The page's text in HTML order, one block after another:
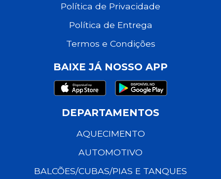
Política de Privacidade
Política de Entrega
Termos e Condições
BAIXE JÁ NOSSO APP
DEPARTAMENTOS
AQUECIMENTO
AUTOMOTIVO
BALCÕES/CUBAS/PIAS E TANQUES